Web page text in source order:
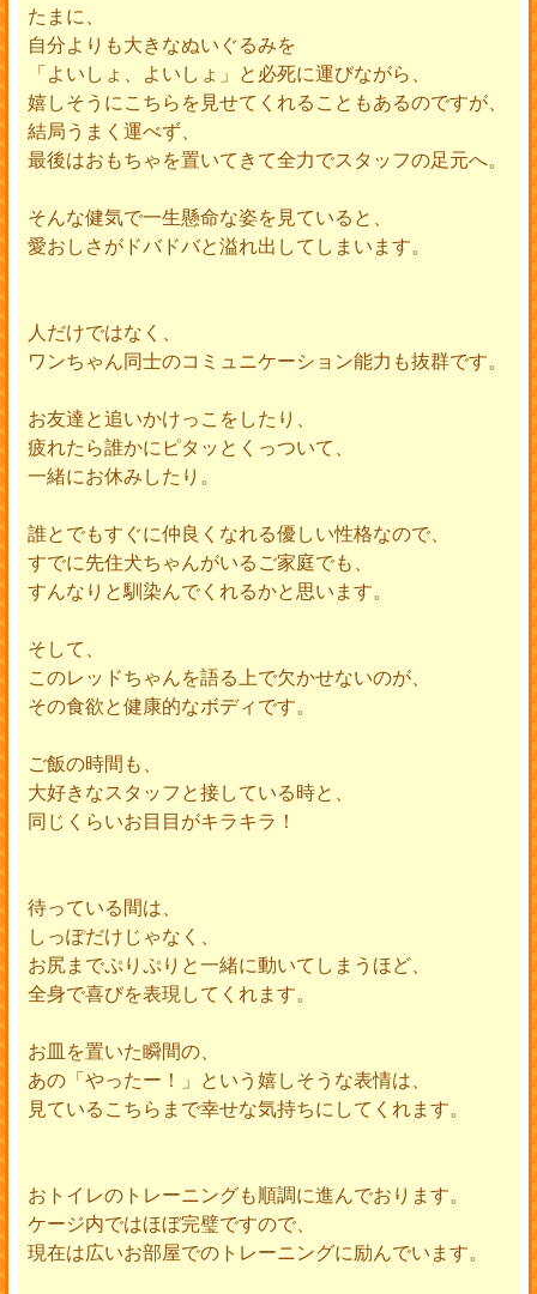
たまに、
自分よりも大きなぬいぐるみを
「よいしょ、よいしょ」と必死に運びながら、
嬉しそうにこちらを見せてくれることもあるのですが、
結局うまく運べず、
最後はおもちゃを置いてきて全力でスタッフの足元へ。
そんな健気で一生懸命な姿を見ていると、
愛おしさがドバドバと溢れ出してしまいます。
人だけではなく、
ワンちゃん同士のコミュニケーション能力も抜群です。
お友達と追いかけっこをしたり、
疲れたら誰かにピタッとくっついて、
一緒にお休みしたり。
誰とでもすぐに仲良くなれる優しい性格なので、
すでに先住犬ちゃんがいるご家庭でも、
すんなりと馴染んでくれるかと思います。
そして、
このレッドちゃんを語る上で欠かせないのが、
その食欲と健康的なボディです。
ご飯の時間も、
大好きなスタッフと接している時と、
同じくらいお目目がキラキラ！
待っている間は、
しっぽだけじゃなく、
お尻までぷりぷりと一緒に動いてしまうほど、
全身で喜びを表現してくれます。
お皿を置いた瞬間の、
あの「やったー！」という嬉しそうな表情は、
見ているこちらまで幸せな気持ちにしてくれます。
おトイレのトレーニングも順調に進んでおります。
ケージ内ではほぼ完璧ですので、
現在は広いお部屋でのトレーニングに励んでいます。